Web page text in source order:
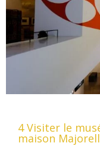
4 Visiter le
maison